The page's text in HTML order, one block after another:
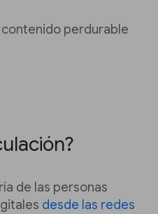
perdurable
de las personas
desde las redes